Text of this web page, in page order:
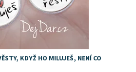
KDYŽ HO MILUJEŠ, NENÍ CO